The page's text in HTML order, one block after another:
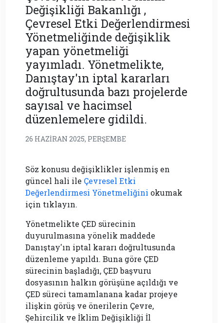
Değişikliği Bakanlığı ,
Çevresel Etki Değerlendirmesi
Yönetmeliğinde değişiklik
yapan yönetmeliği
yayımladı. Yönetmelikte,
Danıştay'ın iptal kararları
doğrultusunda bazı projelerde
sayısal ve hacimsel
düzenlemelere gidildi.
26 HAZIRAN 2025, PERŞEMBE
Söz konusu değişiklikler işlenmiş en
güncel hali ile Çevresel Etki
Değerlendirmesi Yönetmeliğini okumak
için tıklayın.
Yönetmelikte ÇED sürecinin
duyurulmasına yönelik maddede
Danıştay'ın iptal kararı doğrultusunda
düzenleme yapıldı. Buna göre ÇED
sürecinin başladığı, ÇED başvuru
dosyasının halkın görüşüne açıldığı ve
ÇED süreci tamamlanana kadar projeye
ilişkin görüş ve önerilerin Çevre,
Şehircilik ve İklim Değişikliği İl